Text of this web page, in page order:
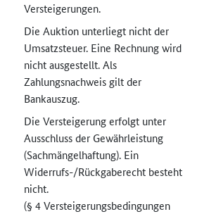
Versteigerungen.
Die Auktion unterliegt nicht der
Umsatzsteuer. Eine Rechnung wird
nicht ausgestellt. Als
Zahlungsnachweis gilt der
Bankauszug.
Die Versteigerung erfolgt unter
Ausschluss der Gewährleistung
(Sachmängel­haftung). Ein
Widerrufs-/Rückgaberecht besteht
nicht.
(§ 4 Versteigerungs­bedingungen